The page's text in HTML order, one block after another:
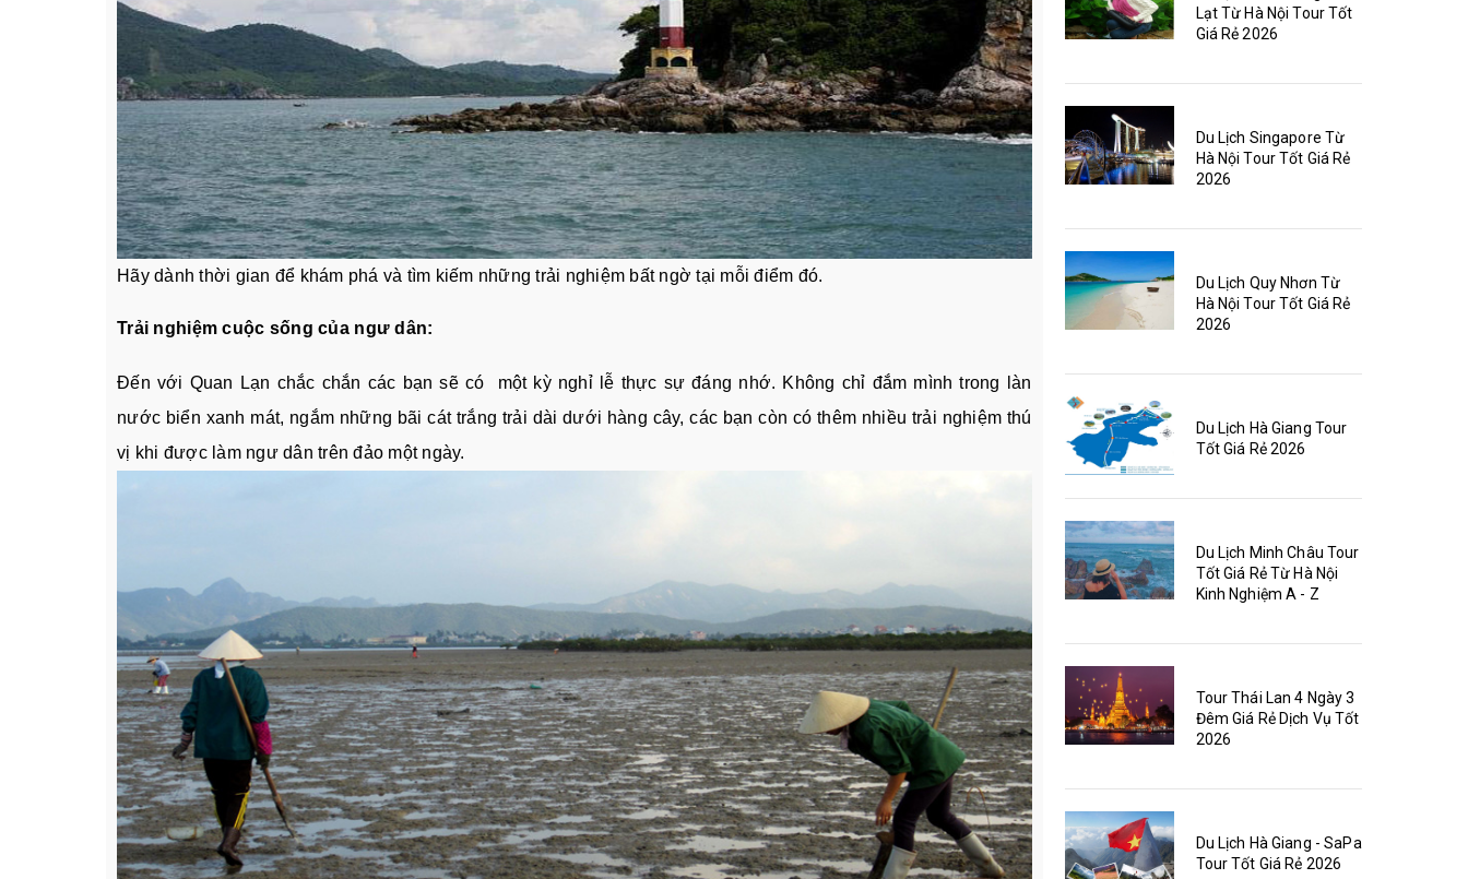
Hãy dành thời gian để khám phá và tìm kiếm những trải nghiệm bất ngờ tại mỗi điểm đó.
Trải nghiệm cuộc sống của ngư dân:
Đến với Quan Lạn chắc chắn các bạn sẽ có một kỳ nghỉ lễ thực sự đáng nhớ. Không chỉ đắm mình trong làn
nước biển xanh mát, ngắm những bãi cát trắng trải dài dưới hàng cây, các bạn còn có thêm nhiều trải nghiệm thú
vị khi được làm ngư dân trên đảo một ngày.
Lạt Từ Hà Nội Tour Tốt
Giá Rẻ 2026
Du Lịch Singapore Từ
Hà Nội Tour Tốt Giá Rẻ
2026
Du Lịch Quy Nhơn Từ
Hà Nội Tour Tốt Giá Rẻ
2026
Du Lịch Hà Giang Tour
Tốt Giá Rẻ 2026
Du Lịch Minh Châu Tour
Tốt Giá Rẻ Từ Hà Nội
Kinh Nghiệm A - Z
Tour Thái Lan 4 Ngày 3
Đêm Giá Rẻ Dịch Vụ Tốt
2026
Du Lịch Hà Giang - SaPa
Tour Tốt Giá Rẻ 2026